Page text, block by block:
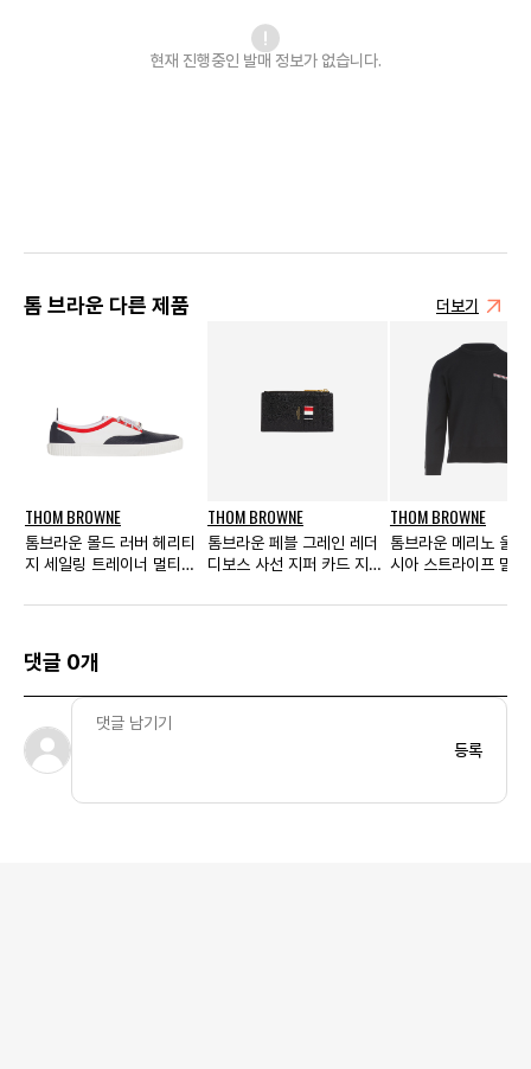
현재 진행중인 발매 정보가 없습니다.
톰 브라운 다른 제품 더보기
THOM BROWNE
톰브라운 몰드 러버 헤리티
지 세일링 트레이너 멀티컬
THOM BROWNE
톰브라운 페블 그레인 레더
디보스 사선 지퍼 카드 지갑
THOM BROWNE
톰브라운 메리노 울
시아 스트라이프 밀
블루
댓글 0개
등록